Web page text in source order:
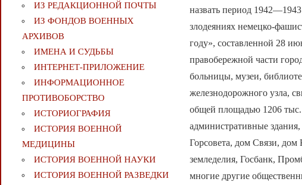
назвать период 1942—1943
злодеяниях немецко-
году», составленной 28
правобережной части
больницы, музеи,
железнодорожного узла,
общей площадью 1206
административные
Горсовета, дом Связи,
земледелия, Госбанк,
многие другие
ИЗ РЕДАКЦИОННОЙ ПОЧТЫ
ИЗ ФОНДОВ ВОЕННЫХ
АРХИВОВ
ИМЕНА И СУДЬБЫ
ИНТЕРНЕТ-ПРИЛОЖЕНИЕ
ИНФОРМАЦИОННОЕ
ПРОТИВОБОРСТВО
ИСТОРИОГРАФИЯ
ИСТОРИЯ ВОЕННОЙ
МЕДИЦИНЫ
ИСТОРИЯ ВОЕННОЙ НАУКИ
ИСТОРИЯ ВОЕННОЙ РАЗВЕДКИ